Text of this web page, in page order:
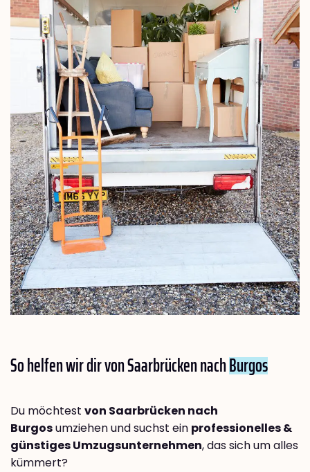
So helfen wir dir von Saarbrücken nachBurgos
Du möchtest von Saarbrücken nach
Burgosumziehen und suchst ein professionelles &
günstiges Umzugsunternehmen, das sich um alles
kümmert?